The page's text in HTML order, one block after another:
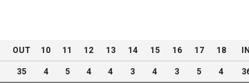
OUT 10 11 12 13 14 15 16 17 18
35 4 5 4 4 3 4 3 5 4